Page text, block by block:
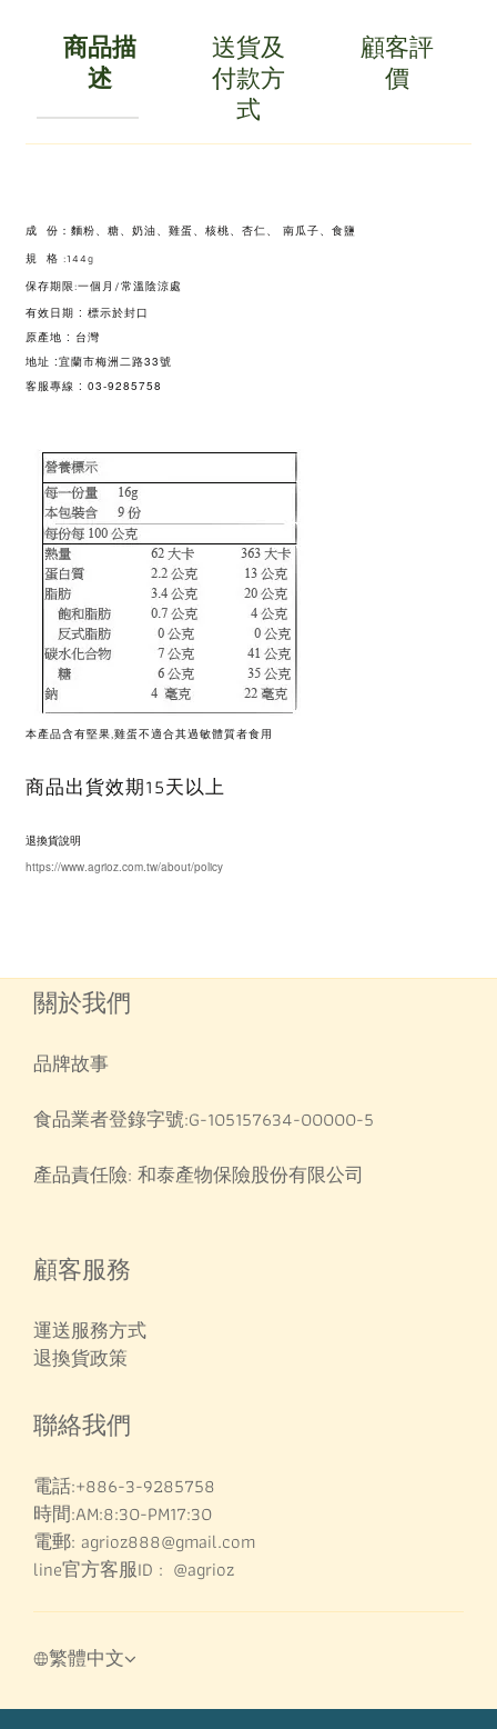
商品描
述
送貨及
付款方
式
顧客評
價
成 份：麵粉、糖、奶油、雞蛋、核桃、杏仁、 南瓜子、食鹽
規 格 :144g
保存期限:一個月/常溫陰涼處
有效日期 : 標示於封口
原產地 : 台灣
地址 :宜蘭市梅洲二路33號
客服專線 : 03-9285758
本產品含有堅果,雞蛋不適合其過敏體質者食用
商品出貨效期15天以上
退換貨說明
https://www.agrioz.com.tw/about/policy
關於我們
品牌故事
食品業者登錄字號:G-105157634-00000-5
產品責任險: 和泰產物保險股份有限公司
顧客服務
運送服務方式
退換貨政策
聯絡我們
電話:+886-3-9285758
時間:AM:8:30-PM17:30
電郵: agrioz888@gmail.com
line官方客服ID : @agrioz
繁體中文